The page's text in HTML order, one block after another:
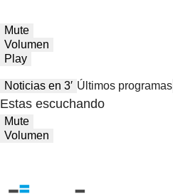
Mute
Volumen
Play
Noticias en 3′ Últimos programas
Estas escuchando
Mute
Volumen